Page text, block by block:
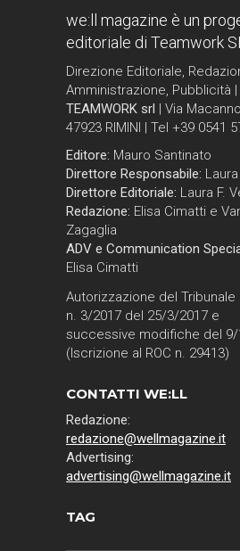
we:ll magazine è un
editoriale di Teamwork
Direzione Editoriale,
Amministrazione, Pubblicità |
TEAMWORK srl | Via
47923 RIMINI | Tel +39 0541
Editore: Mauro Santinato
Direttore Responsabile:
Direttore Editoriale: Laura F.
Redazione: Elisa Cimatti e
Zagaglia
ADV e Communication
Elisa Cimatti
Autorizzazione del Tribunale
n. 3/2017 del 25/3/2017 e
successive modifiche del 9/
(Iscrizione al ROC n. 29413)
CONTATTI WE:LL
Redazione:
redazione@wellmagazine.it
Advertising:
advertising@wellmagazine.it
TAG